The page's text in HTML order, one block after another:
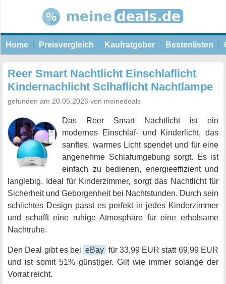
Home Preisvergleich Kaufratgeber Bestenlisten
Reer Smart Nachtlicht Einschlaflicht
Kindernachlicht Sclhaflicht Nachtlampe
gefunden am 20.05.2026 von meinedeals
Das Reer Smart Nachtlicht ist ein
modernes Einschlaf- und Kinderlicht, das
sanftes, warmes Licht spendet und für eine
angenehme Schlafumgebung sorgt. Es ist
einfach zu bedienen, energieeffizient und
langlebig. Ideal für Kinderzimmer, sorgt das Nachtlicht für
Sicherheit und Geborgenheit bei Nachtstunden. Durch sein
schlichtes Design passt es perfekt in jedes Kinderzimmer
und schafft eine ruhige Atmosphäre für eine erholsame
Nachtruhe.
Den Deal gibt es bei eBay für 33,99 EUR statt 69,99 EUR
und ist somit 51% günstiger. Gilt wie immer solange der
Vorrat reicht.